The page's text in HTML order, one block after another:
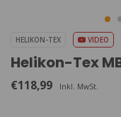
HELIKON-TEX VIDEO
Helikon-Tex
€118,99 Inkl. MwSt.